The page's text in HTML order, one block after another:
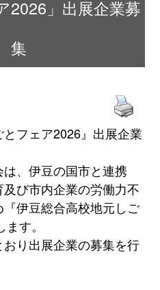
2026」出展企業募
集
とフェア2026』出展企業
、伊豆の国市と連携
び市内企業の労働力不
伊豆総合高校地元しご
す。
り出展企業の募集を行